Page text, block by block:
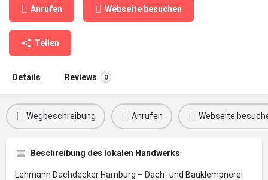
Anrufen Webseite besuchen
Teilen
Details Reviews 0
Wegbeschreibung Anrufen Webseite
Beschreibung des lokalen Handwerks
Lehmann Dachdecker Hamburg – Dach- und Bauklempnerei